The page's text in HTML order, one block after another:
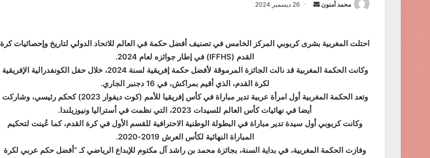
محمد أمنون
ا
ل
ت
26 ديسمبر 2024
احتلت المغربية بشرى كربوبي المركز الخامس في تصنيف أفضل حكمة في العالم للاتحاد الدولي لتاريخ وإحصائيات كرة
القدم (IFFHS) في إطار جوائزه لعام 2024.
وكانت الحكمة المغربية قد نالت الجائزة المرموقة لأفضل حكمة إفريقية لسنة 2024، خلال حفل الكونفدرالية الإفريقية
لكرة القدم، الذي أقيم بمراكش، في 16 دجنبر الجاري.
وتعد الحكمة المغربية أول امرأة عربية تدير مباراة في كأس إفريقيا للأمم (كوت ديفوار 2023) كحكم رئيسي، وشاركت
أيضا في نهائيات كأس العالم للسيدات 2023، التي نظمت في أستراليا ونيوزيلندا.
وكانت كربوبي أول سيدة تدير مباراة في البطولة الوطنية الاحترافية للقسم الأول في كرة القدم، كما عُينت لتحكيم
المباراة النهائية لكأس العرش 2019-2020.
وفازت الحكمة المغربية، في بداية السنة، بجائزة محمد بن راشد آل مكتوم للإبداع الرياضي كـ “أفضل حكم عربي لكرة